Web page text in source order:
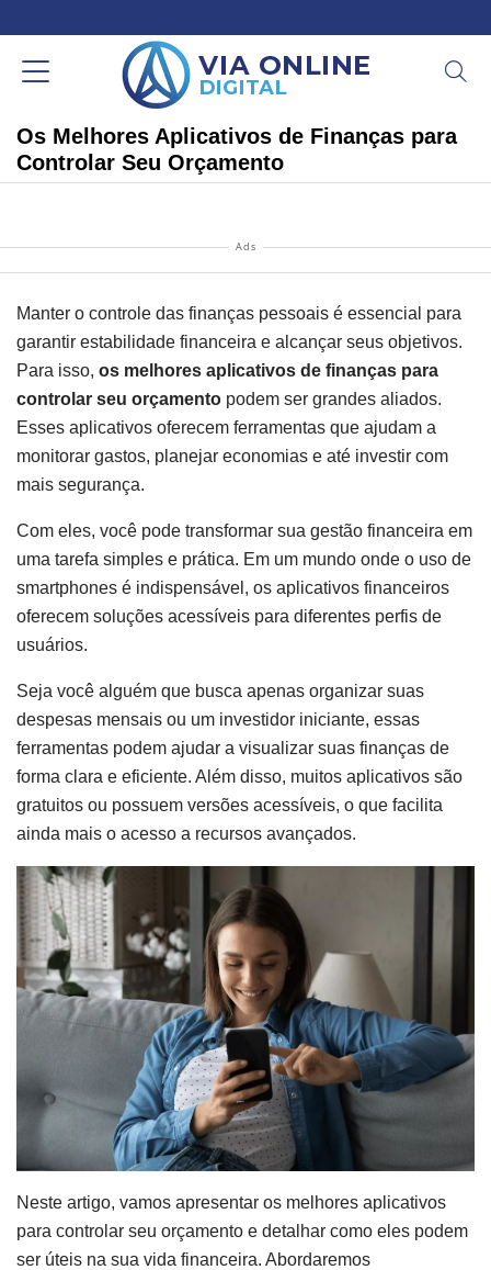
Os Melhores Aplicativos de Finanças para
Controlar Seu Orçamento
Ads
Manter o controle das finanças pessoais é essencial para
garantir estabilidade financeira e alcançar seus objetivos.
Para isso, os melhores aplicativos de finanças para
controlar seu orçamento podem ser grandes aliados.
Esses aplicativos oferecem ferramentas que ajudam a
monitorar gastos, planejar economias e até investir com
mais segurança.
Com eles, você pode transformar sua gestão financeira em
uma tarefa simples e prática. Em um mundo onde o uso de
smartphones é indispensável, os aplicativos financeiros
oferecem soluções acessíveis para diferentes perfis de
usuários.
Seja você alguém que busca apenas organizar suas
despesas mensais ou um investidor iniciante, essas
ferramentas podem ajudar a visualizar suas finanças de
forma clara e eficiente. Além disso, muitos aplicativos são
gratuitos ou possuem versões acessíveis, o que facilita
ainda mais o acesso a recursos avançados.
Neste artigo, vamos apresentar os melhores aplicativos
para controlar seu orçamento e detalhar como eles podem
ser úteis na sua vida financeira. Abordaremos